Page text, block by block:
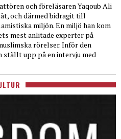
och föreläsaren Yaqoub Ali
och därmed bidragit till
miljön. En miljö han kom
mest anlitade experter på
rörelser. Inför den
ställt upp på en intervju med